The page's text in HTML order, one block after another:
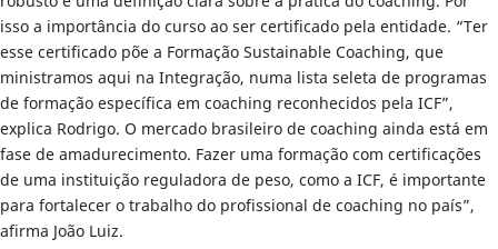
isso a importância do curso ao ser certificado pela entidade. “Ter
esse certificado põe a Formação Sustainable Coaching, que
ministramos aqui na Integração, numa lista seleta de programas
de formação específica em coaching reconhecidos pela ICF”,
explica Rodrigo. O mercado brasileiro de coaching ainda está em
fase de amadurecimento. Fazer uma formação com certificações
de uma instituição reguladora de peso, como a ICF, é importante
para fortalecer o trabalho do profissional de coaching no país”,
afirma João Luiz.